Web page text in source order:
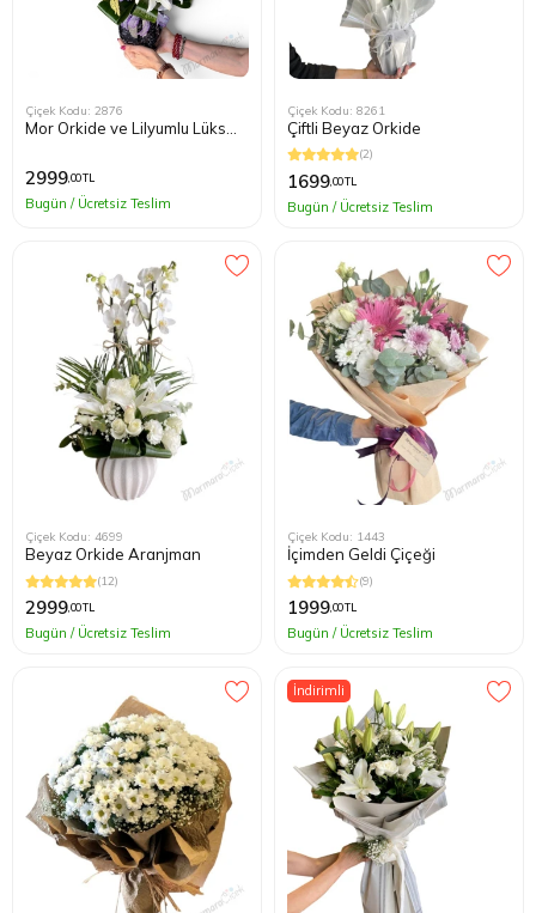
Çiçek Kodu: 2876
Mor Orkide ve Lilyumlu Lüks
2999,00 TL
Bugün / Ücretsiz Teslim
Çiçek Kodu: 8261
Çiftli Beyaz Orkide
(2)
1699,00 TL
Bugün / Ücretsiz Teslim
Çiçek Kodu: 4699
Beyaz Orkide Aranjman
(12)
2999,00 TL
Bugün / Ücretsiz Teslim
Çiçek Kodu: 1443
İçimden Geldi Çiçeği
(9)
1999,00 TL
Bugün / Ücretsiz Teslim
İndirimli